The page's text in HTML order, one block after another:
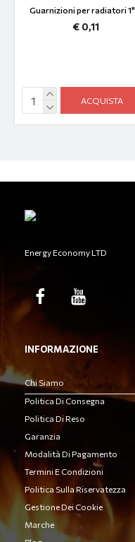
Guarnizioni per radiatori 1"
€ 0,11
ACQUISTA
Energy Economy LTD
INFORMAZIONE
Chi Siamo
Politica Di Consegna
Politica Di Reso
Garanzia
Modalità Di Pagamento
Termini E Condizioni
Politica Sulla Riservatezza
Gestione Dei Cookie
Marche